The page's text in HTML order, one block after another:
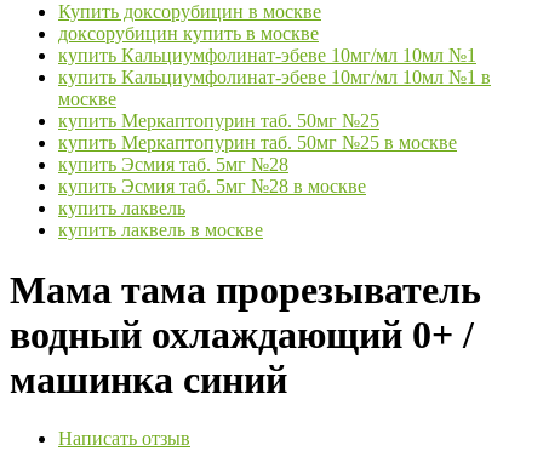
Купить доксорубицин в москве
доксорубицин купить в москве
купить Кальциумфолинат-эбеве 10мг/мл 10мл №1
купить Кальциумфолинат-эбеве 10мг/мл 10мл №1 в
москве
купить Меркаптопурин таб. 50мг №25
купить Меркаптопурин таб. 50мг №25 в москве
купить Эсмия таб. 5мг №28
купить Эсмия таб. 5мг №28 в москве
купить лаквель
купить лаквель в москве
Мама тама прорезыватель
водный охлаждающий 0+ /
машинка синий
Написать отзыв